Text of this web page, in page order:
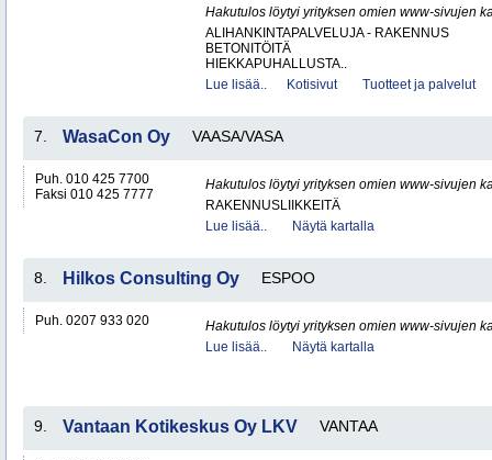
Hakutulos löytyi yrityksen omien www-sivujen
ALIHANKINTAPALVELUJA - RAKENNUS
BETONITÖITÄ
HIEKKAPUHALLUSTA..
Lue lisää..
Kotisivut Tuotteet ja palvelut
7. WasaCon Oy VAASA/VASA
Puh. 010 425 7700
Faksi 010 425 7777
Hakutulos löytyi yrityksen omien www-sivujen
RAKENNUSLIIKKEITÄ
Lue lisää..
Näytä kartalla
8. Hilkos Consulting Oy ESPOO
Puh. 0207 933 020
Hakutulos löytyi yrityksen omien www-sivujen
Lue lisää..
Näytä kartalla
9. Vantaan Kotikeskus Oy LKV VANTAA